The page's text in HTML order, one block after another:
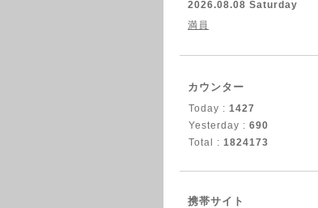
2026.08.08 Saturday
満員
カウンター
Today : 1427
Yesterday : 690
Total : 1824173
携帯サイト